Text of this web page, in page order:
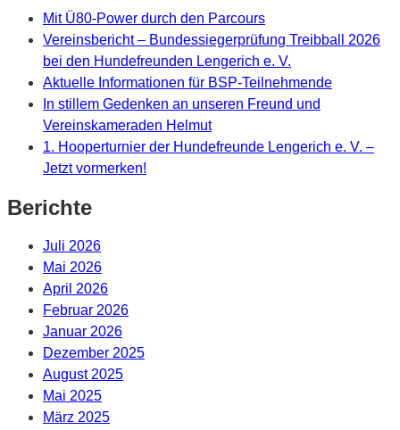
Mit Ü80-Power durch den Parcours
Vereinsbericht – Bundessiegerprüfung Treibball 2026
bei den Hundefreunden Lengerich e. V.
Aktuelle Informationen für BSP-Teilnehmende
In stillem Gedenken an unseren Freund und
Vereinskameraden Helmut
1. Hooperturnier der Hundefreunde Lengerich e. V. –
Jetzt vormerken!
Berichte
Juli 2026
Mai 2026
April 2026
Februar 2026
Januar 2026
Dezember 2025
August 2025
Mai 2025
März 2025